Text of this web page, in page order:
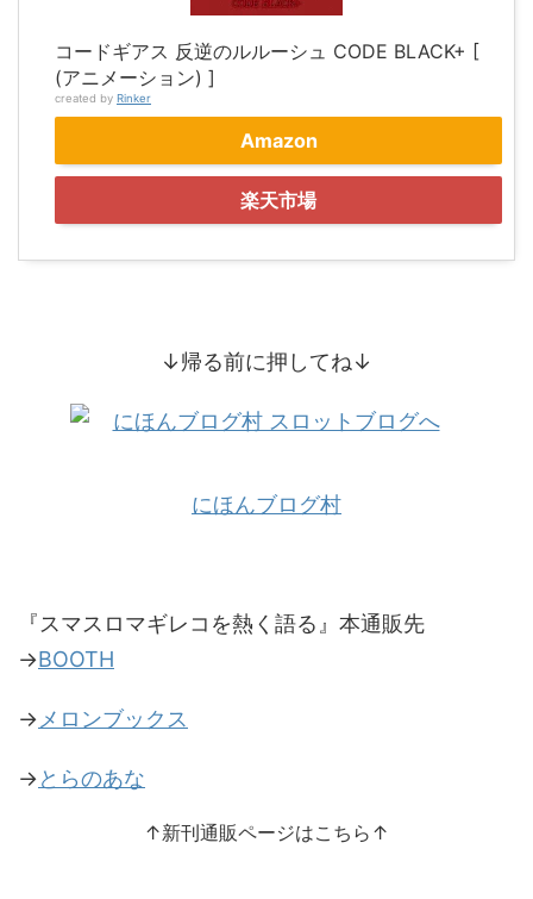
コードギアス 反逆のルルーシュ CODE BLACK+ [
(アニメーション) ]
created by Rinker
Amazon
楽天市場
↓帰る前に押してね↓
にほんブログ村
『スマスロマギレコを熱く語る』本通販先
→BOOTH
→ メロンブックス
→とらのあな
↑新刊通販ページはこちら↑